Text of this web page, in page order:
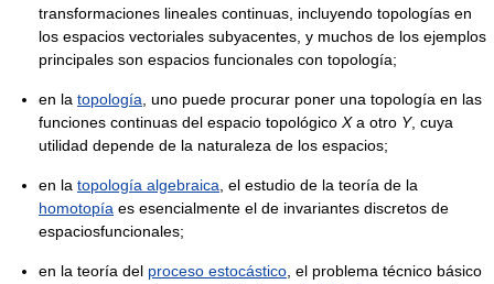
transformaciones lineales continuas, incluyendo topologías en
los espacios vectoriales subyacentes, y muchos de los ejemplos
principales son espacios funcionales con topología;
en la topología , uno puede procurar poner una topología en las
funciones continuas del espacio topológico Xa otro Y, cuya
utilidad depende de la naturaleza de los espacios;
en la topología algebraica , el estudio de la teoría de la
homotopía es esencialmente el de invariantes discretos de
espaciosfuncionales;
en la teoría del proceso estocástico , el problema técnico básico